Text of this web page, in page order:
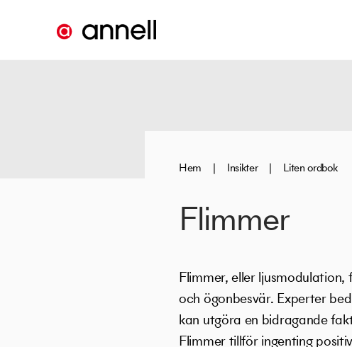
Hem | Insikter | Liten ordbok
Flimmer
Flimmer, eller
och ögonbesvär. Experter
kan utgöra en bidragande
Flimmer tillför ingenting